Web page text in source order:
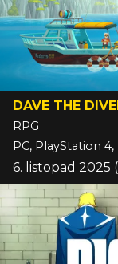
DAVE THE
RPG
6. listopad